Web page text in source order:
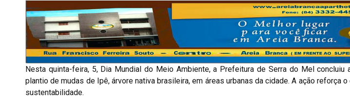
Nesta quinta-feira, 5, Dia Mundial do Meio Ambiente, a Prefeitura de Serra do Mel
plantio de mudas de Ipê, árvore nativa brasileira, em áreas urbanas da cidade. A ação reforça
sustentabilidade.